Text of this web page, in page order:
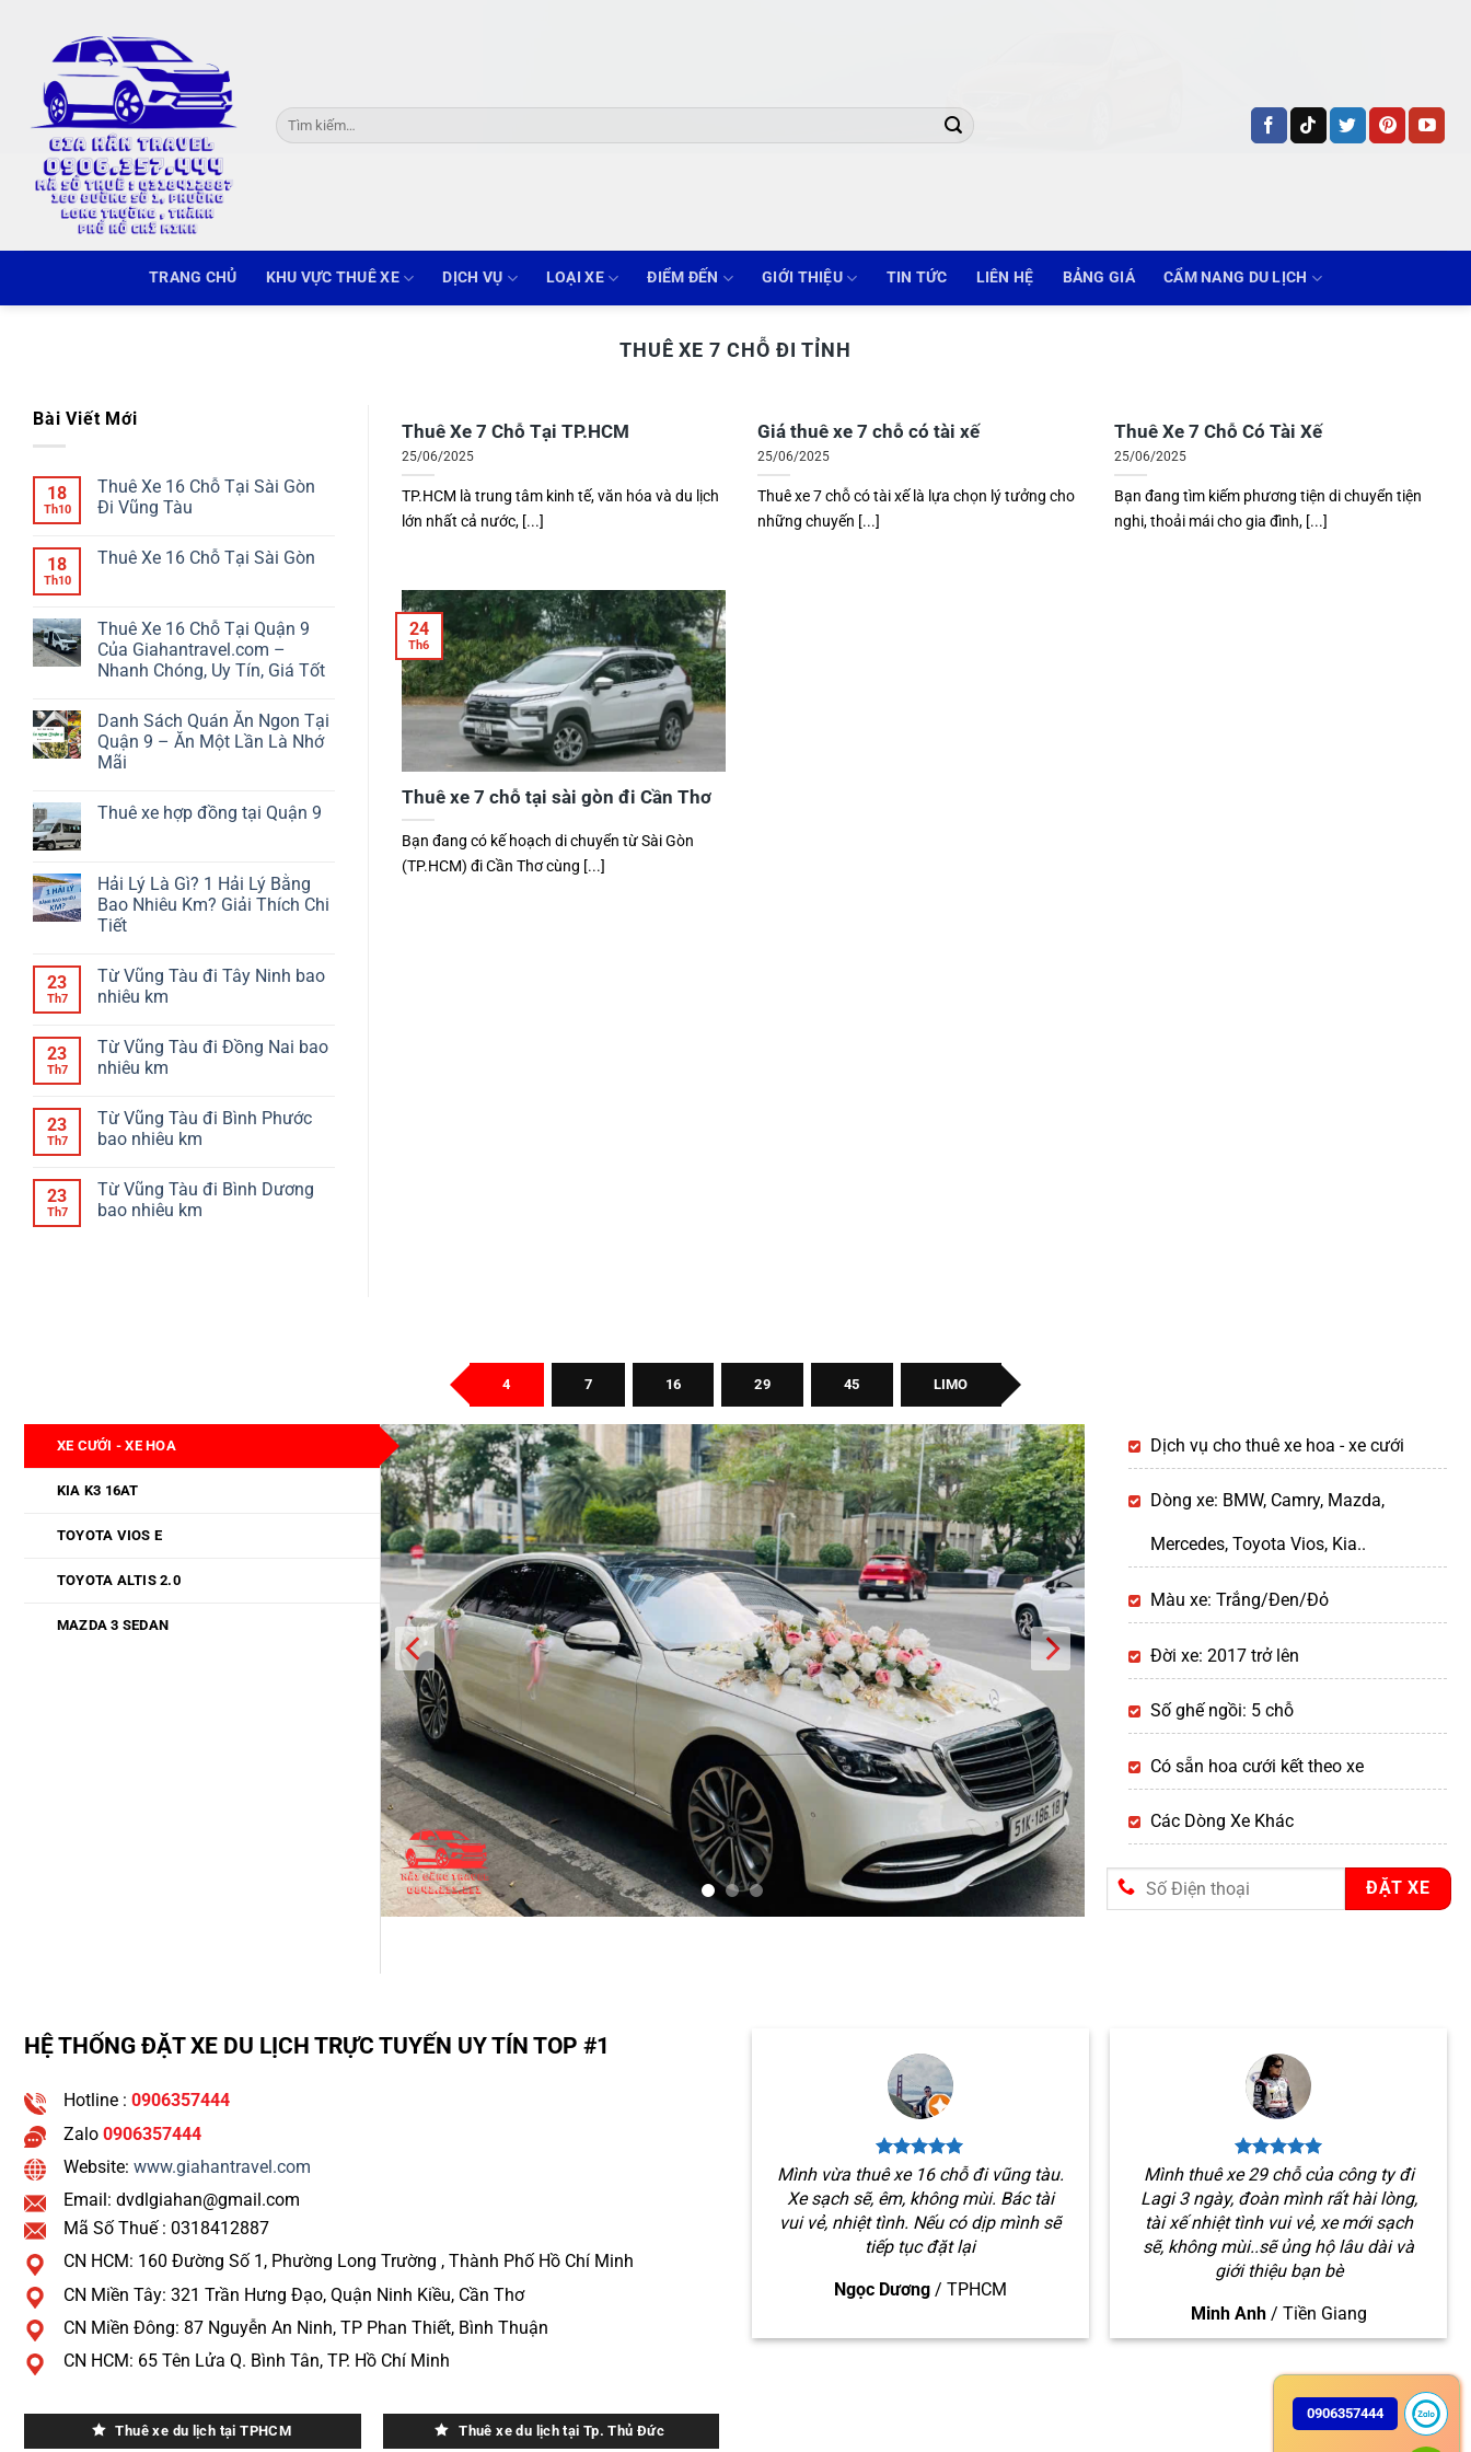
content
Tìm
kiếm:
TRANG CHỦ KHU VỰC THUÊ XE DỊCH VỤ LOẠI XE ĐIỂM ĐẾN GIỚI THIỆU TIN TỨC LIÊN HỆ BẢNG GIÁ CẨM NANG DU LỊCH
THUÊ XE 7 CHỖ ĐI TỈNH
Bài Viết Mới
18
Th10
Thuê Xe 16 Chỗ Tại Sài Gòn
Đi Vũng Tàu
18
Th10
Thuê Xe 16 Chỗ Tại Sài Gòn
Thuê Xe 16 Chỗ Tại Quận 9
Của Giahantravel.com –
Nhanh Chóng, Uy Tín, Giá Tốt
Danh Sách Quán Ăn Ngon Tại
Quận 9 – Ăn Một Lần Là Nhớ
Mãi
Thuê xe hợp đồng tại Quận 9
Hải Lý Là Gì? 1 Hải Lý Bằng
Bao Nhiêu Km? Giải Thích Chi
Tiết
23
Th7
Từ Vũng Tàu đi Tây Ninh bao
nhiêu km
23
Th7
Từ Vũng Tàu đi Đồng Nai bao
nhiêu km
23
Th7
Từ Vũng Tàu đi Bình Phước
bao nhiêu km
23
Th7
Từ Vũng Tàu đi Bình Dương
bao nhiêu km
Thuê Xe 7 Chỗ Tại TP.HCM
25/06/2025
TP.HCM là trung tâm kinh tế, văn hóa và du lịch
lớn nhất cả nước, [...]
Giá thuê xe 7 chỗ có tài xế
25/06/2025
Thuê xe 7 chỗ có tài xế là lựa chọn lý tưởng cho
những chuyến [...]
Thuê Xe 7 Chỗ Có Tài Xế
25/06/2025
Bạn đang tìm kiếm phương tiện di chuyển tiện
nghi, thoải mái cho gia đình, [...]
Thuê xe 7 chỗ tại sài gòn đi Cần Thơ
Bạn đang có kế hoạch di chuyển từ Sài Gòn
(TP.HCM) đi Cần Thơ cùng [...]
24
Th6
4 7 16 29 45 LIMO
XE CƯỚI - XE HOA
KIA K3 16AT
TOYOTA VIOS E
TOYOTA ALTIS 2.0
MAZDA 3 SEDAN
Dịch vụ cho thuê xe hoa - xe cưới
Dòng xe: BMW, Camry, Mazda,
Mercedes, Toyota Vios, Kia..
Màu xe: Trắng/Đen/Đỏ
Đời xe: 2017 trở lên
Số ghế ngồi: 5 chỗ
Có sẵn hoa cưới kết theo xe
Các Dòng Xe Khác
HỆ THỐNG ĐẶT XE DU LỊCH TRỰC TUYẾN UY TÍN TOP #1
Hotline : 0906357444
Zalo 0906357444
Website: www.giahantravel.com
Email: dvdlgiahan@gmail.com
Mã Số Thuế : 0318412887
CN HCM: 160 Đường Số 1, Phường Long Trường , Thành Phố Hồ Chí Minh
CN Miền Tây: 321 Trần Hưng Đạo, Quận Ninh Kiều, Cần Thơ
CN Miền Đông: 87 Nguyễn An Ninh, TP Phan Thiết, Bình Thuận
CN HCM: 65 Tên Lửa Q. Bình Tân, TP. Hồ Chí Minh
Thuê xe du lịch tại TPHCM Thuê xe du lịch tại Tp. Thủ Đức
Mình vừa thuê xe 16 chỗ đi vũng tàu.
Xe sạch sẽ, êm, không mùi. Bác tài
vui vẻ, nhiệt tình. Nếu có dịp mình sẽ
tiếp tục đặt lại
Ngọc Dương / TPHCM
Mình thuê xe 29 chỗ của công ty đi
Lagi 3 ngày, đoàn mình rất hài lòng,
tài xế nhiệt tình vui vẻ, xe mới sạch
sẽ, không mùi..sẽ ủng hộ lâu dài và
giới thiệu bạn bè
Minh Anh / Tiền Giang
0906357444